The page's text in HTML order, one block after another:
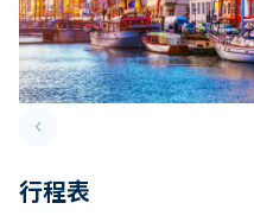
keyboard_arrow_leftPrevious slide
行程表